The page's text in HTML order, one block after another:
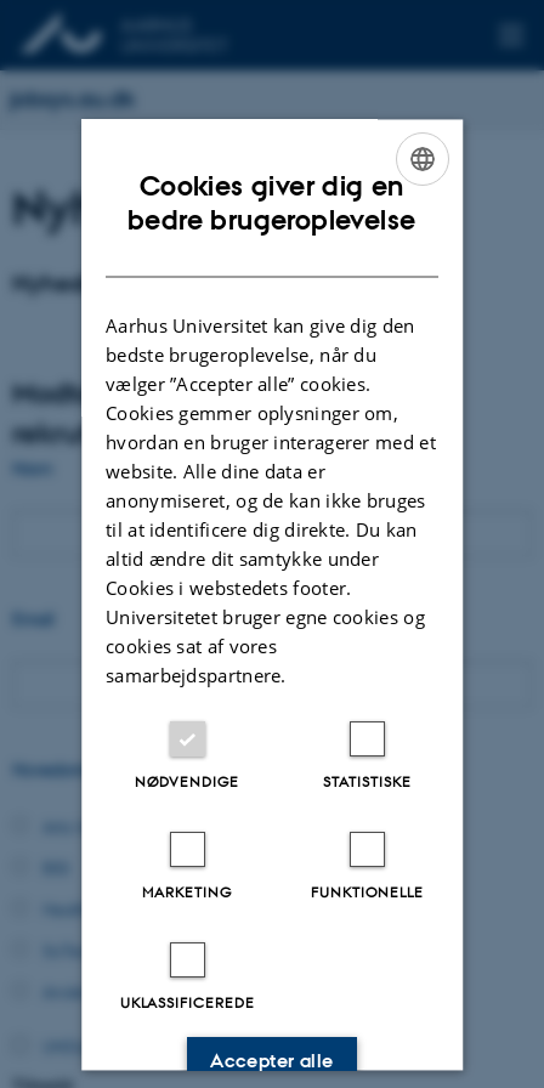
jobsys.au.dk
Nyhedsmail
Nyhedsarkiv
Modtag nyheder omkring e-
rekruttering
Navn
Email
Hovedområde:
UNDLAD FLUEBEN HER! Det slår tracking til
ENGLISH
Cookies giver dig en
bedre brugeroplevelse
Aarhus Universitet kan give dig den
bedste brugeroplevelse, når du
vælger ”Accepter alle” cookies.
Cookies gemmer oplysninger om,
hvordan en bruger interagerer med et
website. Alle dine data er
anonymiseret, og de kan ikke bruges
til at identificere dig direkte. Du kan
altid ændre dit samtykke under
Cookies i webstedets footer.
Universitetet bruger egne cookies og
cookies sat af vores
samarbejdspartnere.
NØDVENDIGE STATISTISKE
MARKETING FUNKTIONELLE
UKLASSIFICEREDE
Accepter alle